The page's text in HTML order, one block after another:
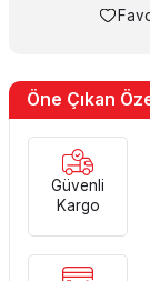
Öne Çıkan
Güvenli
Kargo